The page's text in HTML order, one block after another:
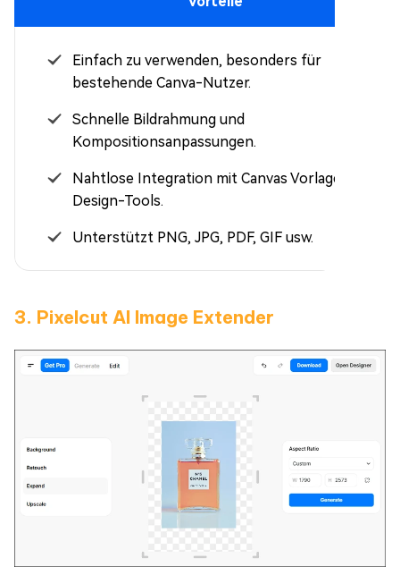
Einfach zu verwenden, besonders für
bestehende Canva-Nutzer.
Schnelle Bildrahmung und
Kompositionsanpassungen.
Nahtlose Integration mit Canvas Vorlagen und
Design-Tools.
Unterstützt PNG, JPG, PDF, GIF usw.
3. Pixelcut AI Image Extender